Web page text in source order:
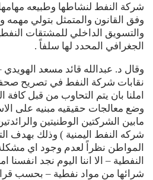
شركة النفط لنشاطها وطبيعه مهامها
وفق القانون والمتمثل بتولي مهمه
والتسويق الداخلي للمشتقات
الجغرافي المحدد لها سلفاً .
وقال د. عبدالله قائد مسعد
نقابات شركة النفط في تصريح
املنا بان يتم التحاوب من قبل كافة
وضع معالجات حقيقيه مبنيه على
مابين الشركتين الوطنيتين
شركه النفط اليمنية ) وذلك بهدف
المواطن نظراً لعدم وجود اي
النفطية – الا اننا اليوم نجد
شرائها من مواد نفطية – بحسب